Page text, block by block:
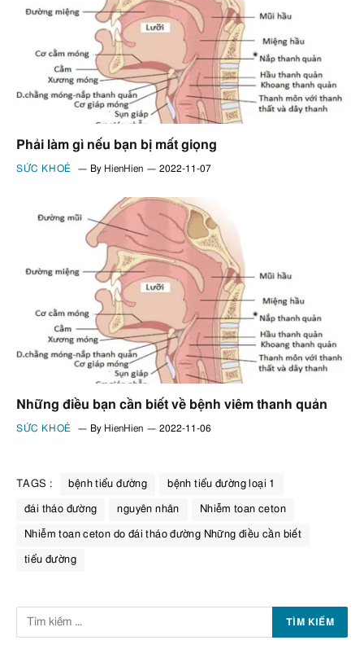
Phải làm gì nếu bạn bị mất giọng
SỨC KHOẺ By HienHien 2022-11-07
Những điều bạn cần biết về bệnh viêm thanh quản
SỨC KHOẺ By HienHien 2022-11-06
TAGS : bệnh tiểu đường bệnh tiểu đường loại 1
đái tháo đường nguyên nhân Nhiễm toan ceton
Nhiễm toan ceton do đái tháo đường Những điều cần biết
tiểu đường